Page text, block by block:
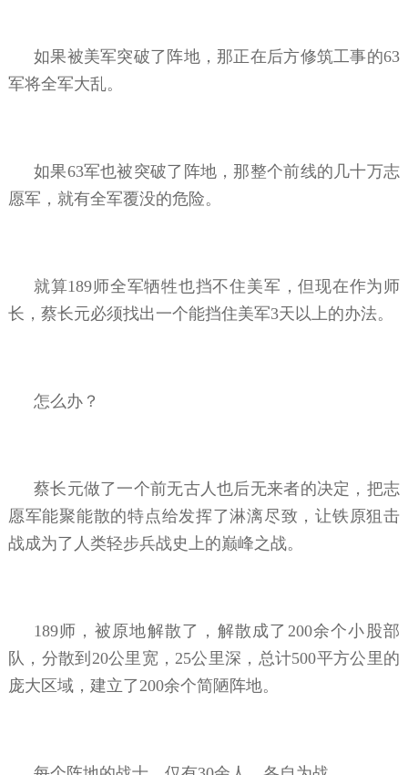
如果被美军突破了阵地，那正在后方修筑工事的63
军将全军大乱。
如果63军也被突破了阵地，那整个前线的几十万志
愿军，就有全军覆没的危险。
就算189师全军牺牲也挡不住美军，但现在作为师
长，蔡长元必须找出一个能挡住美军3天以上的办法。
怎么办？
蔡长元做了一个前无古人也后无来者的决定，把志
愿军能聚能散的特点给发挥了淋漓尽致，让铁原狙击
战成为了人类轻步兵战史上的巅峰之战。
189师，被原地解散了，解散成了200余个小股部
队，分散到20公里宽，25公里深，总计500平方公里的
庞大区域，建立了200余个简陋阵地。